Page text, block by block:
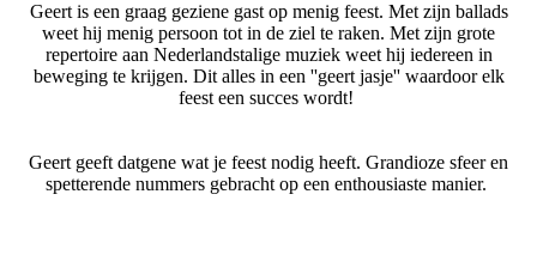
Geert is een graag geziene gast op menig feest. Met zijn ballads
weet hij menig persoon tot in de ziel te raken. Met zijn grote
repertoire aan Nederlandstalige muziek weet hij iedereen in
beweging te krijgen. Dit alles in een ''geert jasje'' waardoor elk
feest een succes wordt!
Geert geeft datgene wat je feest nodig heeft. Grandioze sfeer en
spetterende nummers gebracht op een enthousiaste manier.